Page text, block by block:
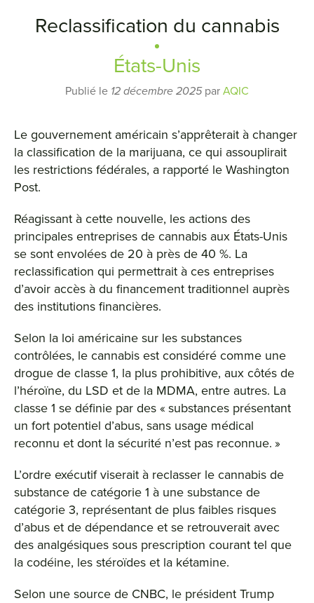
Reclassification du cannabis
États-Unis
Publié le 12 décembre 2025par AQIC
Le gouvernement américain s’apprêterait à changer
la classification de la marijuana, ce qui assouplirait
les restrictions fédérales, a rapporté le Washington
Post.
Réagissant à cette nouvelle, les actions des
principales entreprises de cannabis aux États-Unis
se sont envolées de 20 à près de 40 %. La
reclassification qui permettrait à ces entreprises
d’avoir accès à du financement traditionnel auprès
des institutions financières.
Selon la loi américaine sur les substances
contrôlées, le cannabis est considéré comme une
drogue de classe 1, la plus prohibitive, aux côtés de
l’héroïne, du LSD et de la MDMA, entre autres. La
classe 1 se définie par des « substances présentant
un fort potentiel d’abus, sans usage médical
reconnu et dont la sécurité n’est pas reconnue. »
L’ordre exécutif viserait à reclasser le cannabis de
substance de catégorie 1 à une substance de
catégorie 3, représentant de plus faibles risques
d’abus et de dépendance et se retrouverait avec
des analgésiques sous prescription courant tel que
la codéine, les stéroïdes et la kétamine.
Selon une source de CNBC, le président Trump